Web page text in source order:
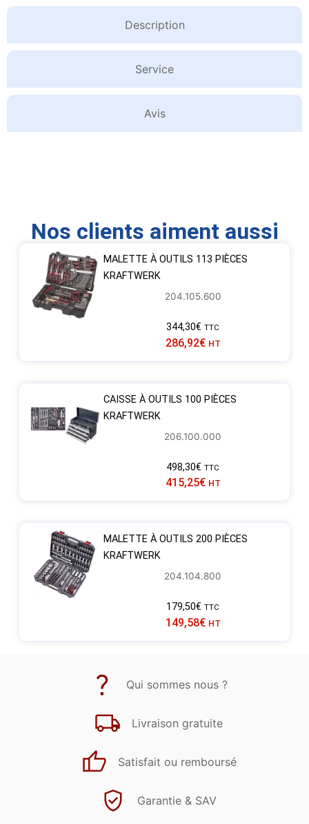
Description
Service
Avis
Nos clients aiment aussi
MALETTE À OUTILS 113 PIÈCES
KRAFTWERK
204.105.600
344,30€ TTC
286,92€ HT
CAISSE À OUTILS 100 PIÈCES
KRAFTWERK
206.100.000
498,30€ TTC
415,25€ HT
MALETTE À OUTILS 200 PIÈCES
KRAFTWERK
204.104.800
179,50€ TTC
149,58€ HT
Qui sommes nous ?
Livraison gratuite
Satisfait ou remboursé
Garantie & SAV